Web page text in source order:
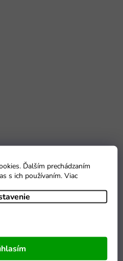
Ďalším prechádzaním
s ich používaním. Viac